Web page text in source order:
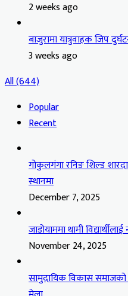
2 weeks ago
बाजुरामा यात्रुवाहक जिप
3 weeks ago
All (644)
Popular
Recent
गोकुलगंगा रनिङ शिल्ड
स्थानमा
December 7, 2025
जाडोयाममा थामी
November 24, 2025
सामुदायिक विकास समाजको